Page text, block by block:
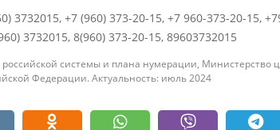
3732015, +7 (960) 373-20-15, +7 960-373-20-15,
3732015, 8(960) 373-20-15, 89603732015
системы и плана нумерации, Министерство
Федерации. Актуальность: июль 2024